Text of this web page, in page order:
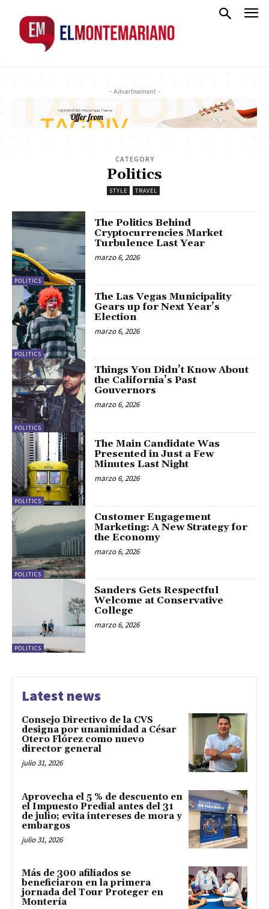
- Advertisement -
CATEGORY
Politics
STYLE TRAVEL
POLITICS
The Politics Behind
Cryptocurrencies Market
Turbulence Last Year
marzo 6, 2026
POLITICS
The Las Vegas Municipality
Gears up for Next Year’s
Election
marzo 6, 2026
POLITICS
Things You Didn’t Know About
the California’s Past
Gouvernors
marzo 6, 2026
POLITICS
The Main Candidate Was
Presented in Just a Few
Minutes Last Night
marzo 6, 2026
POLITICS
Customer Engagement
Marketing: A New Strategy for
the Economy
marzo 6, 2026
POLITICS
Sanders Gets Respectful
Welcome at Conservative
College
marzo 6, 2026
Latest news
Consejo Directivo de la CVS
designa por unanimidad a César
Otero Flórez como nuevo
director general
julio 31, 2026
Aprovecha el 5 % de descuento en
el Impuesto Predial antes del 31
de julio; evita intereses de mora y
embargos
julio 31, 2026
Más de 300 afiliados se
beneficiaron en la primera
jornada del Tour Proteger en
Montería